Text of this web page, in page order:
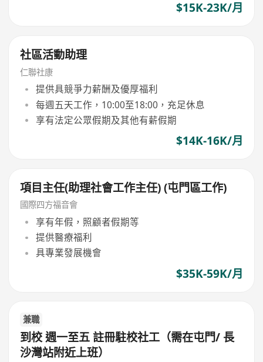
$15K-23K/月
社區活動助理
仁聯社康
提供具競爭力薪酬及優厚福利
每週五天工作，10:00至18:00，充足休息
享有法定公眾假期及其他有薪假期
$14K-16K/月
項目主任(助理社會工作主任) (屯門區工作)
國際四方福音會
享有年假，照顧者假期等
提供醫療福利
具專業發展機會
$35K-59K/月
兼職
到校 週一至五 註冊駐校社工（需在屯門/ 長
沙灣站附近上班）